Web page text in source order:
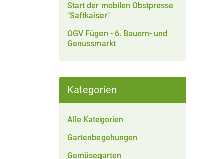
Start der mobilen Obstpresse
"Saftkaiser"
OGV Fügen - 6. Bauern- und
Genussmarkt
Kategorien
Alle Kategorien
Gartenbegehungen
Gemüsegarten